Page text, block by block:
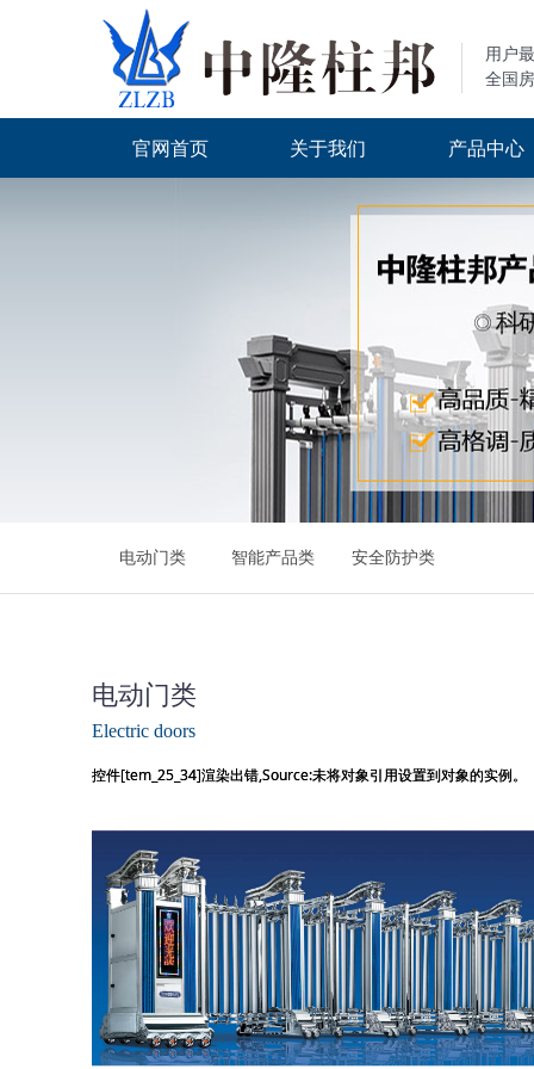
官网首页 关于我们 产品中心
用户
全国
电动门类 智能产品类 安全防护类
电动门类
Electric doors
控件[tem_25_34]渲染出错,Source:未将对象引用设置到对象的实例。
控件[tem_25_34]渲染出错,Source:未将对象引用设置到对象的实例。